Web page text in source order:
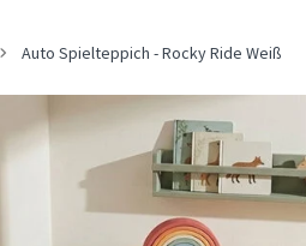
Auto Spielteppich - Rocky Ride Weiß